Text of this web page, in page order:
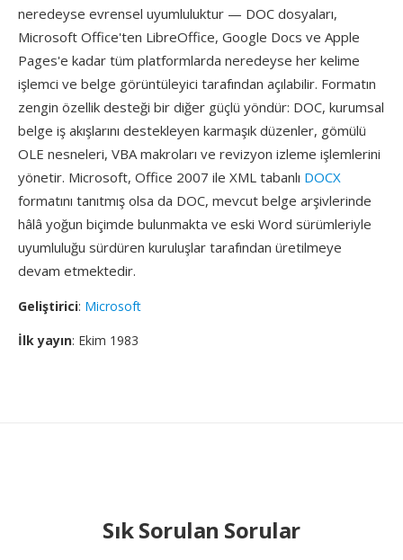
neredeyse evrensel uyumluluktur — DOC dosyaları,
Microsoft Office'ten LibreOffice, Google Docs ve Apple
Pages'e kadar tüm platformlarda neredeyse her kelime
işlemci ve belge görüntüleyici tarafından açılabilir. Formatın
zengin özellik desteği bir diğer güçlü yöndür: DOC, kurumsal
belge iş akışlarını destekleyen karmaşık düzenler, gömülü
OLE nesneleri, VBA makroları ve revizyon izleme işlemlerini
yönetir. Microsoft, Office 2007 ile XML tabanlı DOCX
formatını tanıtmış olsa da DOC, mevcut belge arşivlerinde
hâlâ yoğun biçimde bulunmakta ve eski Word sürümleriyle
uyumluluğu sürdüren kuruluşlar tarafından üretilmeye
devam etmektedir.
Geliştirici: Microsoft
İlk yayın: Ekim 1983
Sık Sorulan Sorular